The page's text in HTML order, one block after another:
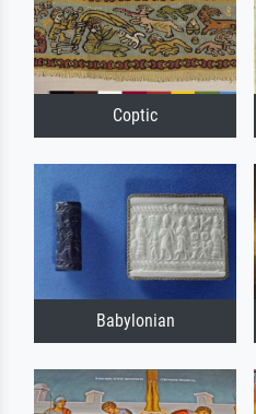
Coptic
Babylonian